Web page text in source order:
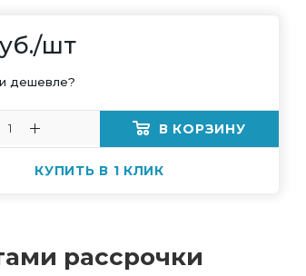
/шт
дешевле?
В КОРЗИНУ
КУПИТЬ В 1 КЛИК
рассрочки